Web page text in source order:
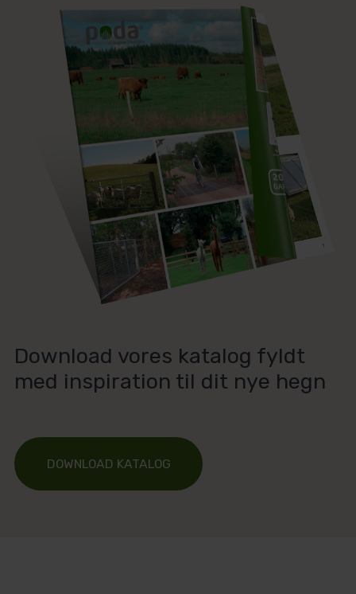
Download vores katalog fyldt
med inspiration til dit nye hegn
DOWNLOAD KATALOG